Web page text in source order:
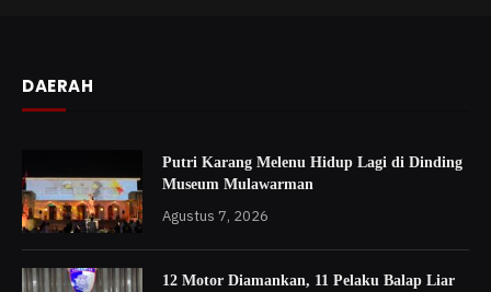
DAERAH
Putri Karang Melenu Hidup Lagi di Dinding
Museum Mulawarman
Agustus 7, 2026
12 Motor Diamankan, 11 Pelaku Balap Liar